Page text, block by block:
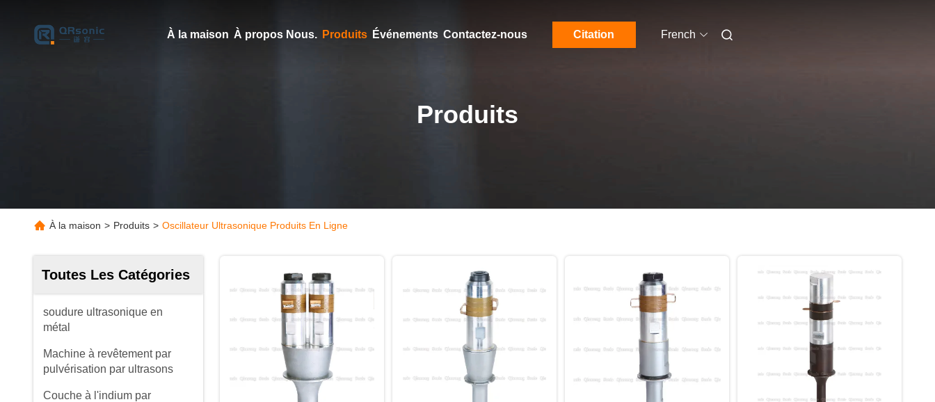
À la maison À propos Nous. Produits Événements Contactez-nous Citation French
Produits
À la maison > Produits > Oscillateur Ultrasonique Produits En Ligne
Toutes Les Catégories
soudure ultrasonique en
métal
Machine à revêtement par
pulvérisation par ultrasons
Couche à l'indium par